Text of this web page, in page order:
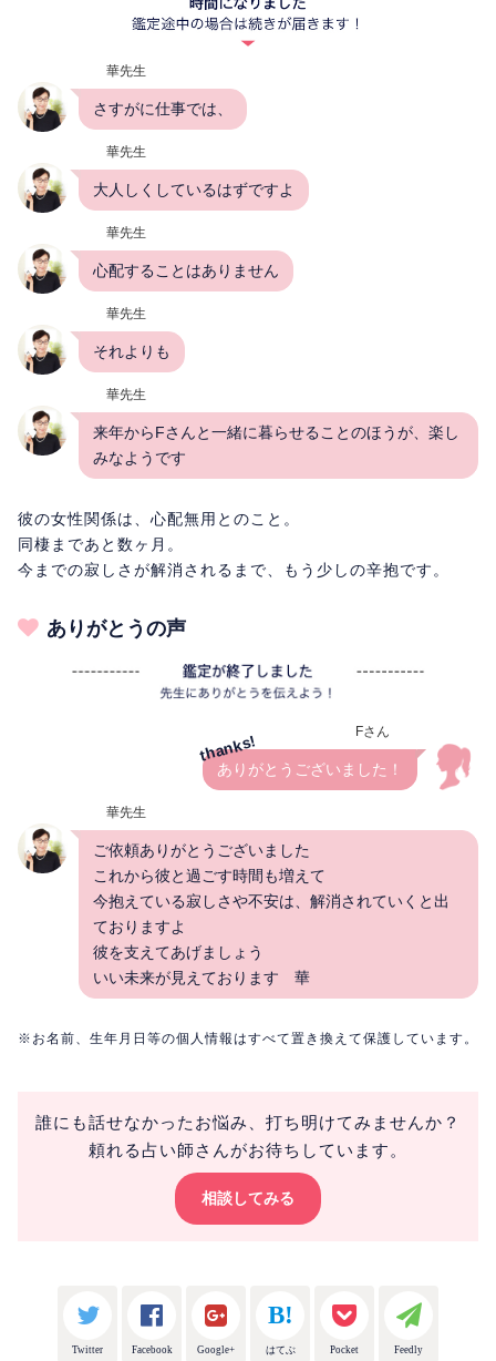
華先生
さすがに仕事では、
華先生
大人しくしているはずですよ
華先生
心配することはありません
華先生
それよりも
華先生
来年からFさんと一緒に暮らせることのほうが、楽し
みなようです
彼の女性関係は、心配無用とのこと。
同棲まであと数ヶ月。
今までの寂しさが解消されるまで、もう少しの辛抱です。
ありがとうの声
Fさん
ありがとうございました！
華先生
ご依頼ありがとうございました
これから彼と過ごす時間も増えて
今抱えている寂しさや不安は、解消されていくと出
ておりますよ
彼を支えてあげましょう
いい未来が見えております 華
※お名前、生年月日等の個人情報はすべて置き換えて保護しています。
誰にも話せなかったお悩み、打ち明けてみませんか？
頼れる占い師さんがお待ちしています。
相談してみる
Twitter Facebook Google+ はてぶ Pocket Feedly